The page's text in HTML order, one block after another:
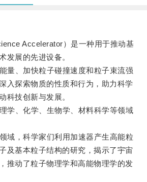
Accelerator）是一种用于推动基
发展的先进设备。
、加快粒子碰撞速度和粒子束流强
入探索物质的性质和行为，助力科学
科技创新与发展。
、化学、生物学、材料科学等领域
，科学家们利用加速器产生高能粒
及基本粒子结构的研究，揭示了宇宙
推动了粒子物理学和高能物理学的发